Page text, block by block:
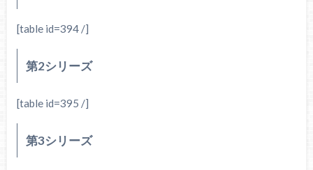
[table id=394 /]
第2シリーズ
[table id=395 /]
第3シリーズ